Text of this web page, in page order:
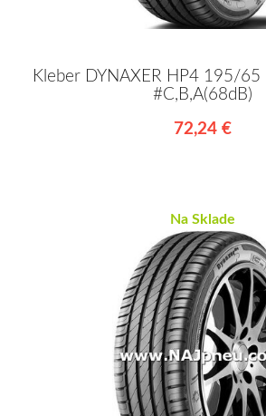
Kleber DYNAXER HP4 195/65
#C,B,A(68dB)
72,24 €
Na Sklade